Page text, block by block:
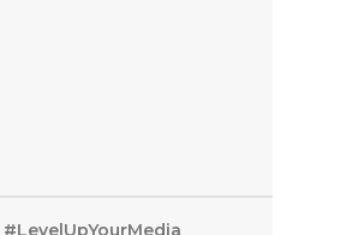
#LevelUpYourMedia